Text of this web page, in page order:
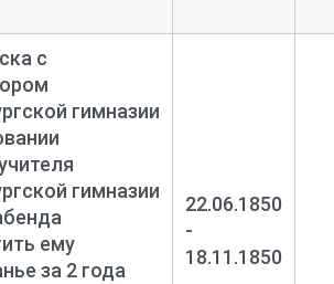
с
гимназии
гимназии
ему
за 2 года
22.06.1850
-
18.11.1850